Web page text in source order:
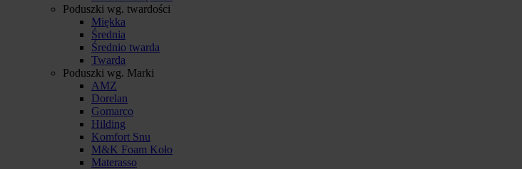
Poduszki wg. twardości
Miękka
Średnia
Średnio twarda
Twarda
Poduszki wg. Marki
AMZ
Dorelan
Gomarco
Hilding
Komfort Snu
M&K Foam Koło
Materasso